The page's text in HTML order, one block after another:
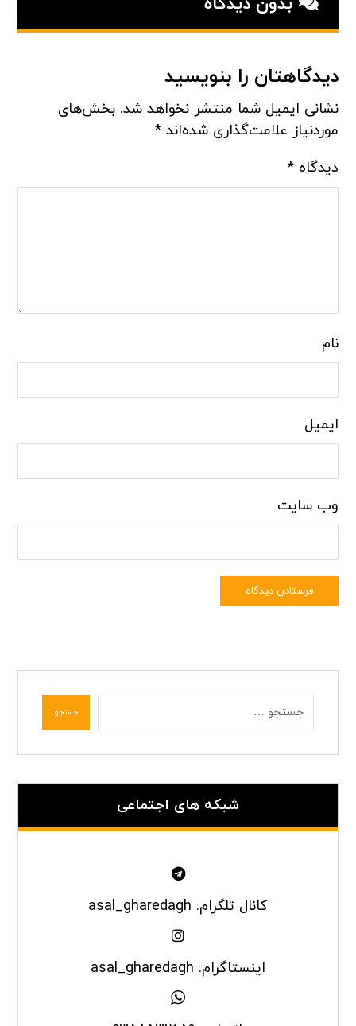
دیدگاهتان را بنویسید
نشانی ایمیل شما منتشر نخواهد شد. بخش‌های
موردنیاز علامت‌گذاری شده‌اند*
دیدگاه*
نام
ایمیل
وب‌ سایت
فرستادن دیدگاه
جستجو
شبکه های اجتماعی
کانال تلگرام: asal_gharedagh
اینستاگرام: asal_gharedagh